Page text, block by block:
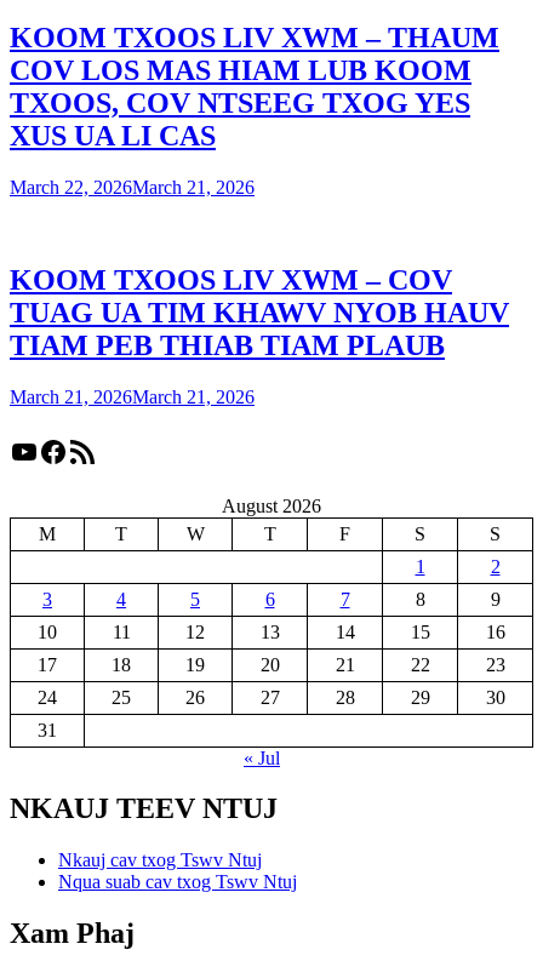
KOOM TXOOS LIV XWM – THAUM
COV LOS MAS HIAM LUB KOOM
TXOOS, COV NTSEEG TXOG YES
XUS UA LI CAS
March 22, 2026March 21, 2026
KOOM TXOOS LIV XWM – COV
TUAG UA TIM KHAWV NYOB HAUV
TIAM PEB THIAB TIAM PLAUB
March 21, 2026March 21, 2026
YouTube
Facebook
RSS Feed
August 2026
M
T W T F S
S
1
2
3
4 5 6 7 8
9
10
11 12 13 14 15
16
17
18 19 20 21 22
23
24
25 26 27 28 29
30
31
« Jul
NKAUJ TEEV NTUJ
Nkauj cav txog Tswv Ntuj
Nqua suab cav txog Tswv Ntuj
Xam Phaj